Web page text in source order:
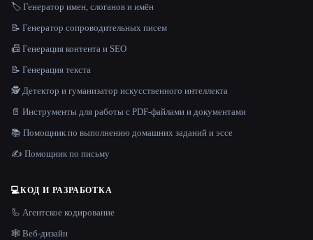
🏷️ Генератор имен, слоганов и имён
📝 Генератор сопроводительных писем
📠 Генерация контента и SEO
📝 Генерация текста
🕵️ Детектор и гуманизатор искусственного интеллекта
📄 Инструменты для работы с PDF-файлами и документами
📚 Помощник по выполнению домашних заданий и эссе
✍️ Помощник по письму
💻КОД И РАЗРАБОТКА
🦾 Агентское кодирование
🕸 Веб-дизайн